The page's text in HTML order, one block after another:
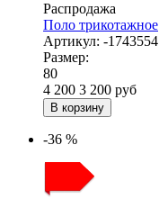
Распродажа
Поло трикотажное
Артикул: -1743554
Размер:
80
4 200 3 200 руб
В корзину
-36 %